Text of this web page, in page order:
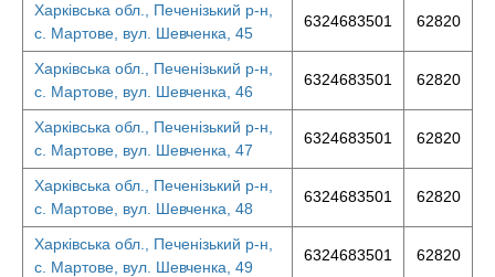
Харківська обл., Печенізький р-н,
с. Мартове, вул. Шевченка, 45
6324683501 62820
Харківська обл., Печенізький р-н,
с. Мартове, вул. Шевченка, 46
6324683501 62820
Харківська обл., Печенізький р-н,
с. Мартове, вул. Шевченка, 47
6324683501 62820
Харківська обл., Печенізький р-н,
с. Мартове, вул. Шевченка, 48
6324683501 62820
Харківська обл., Печенізький р-н,
с. Мартове, вул. Шевченка, 49
6324683501 62820